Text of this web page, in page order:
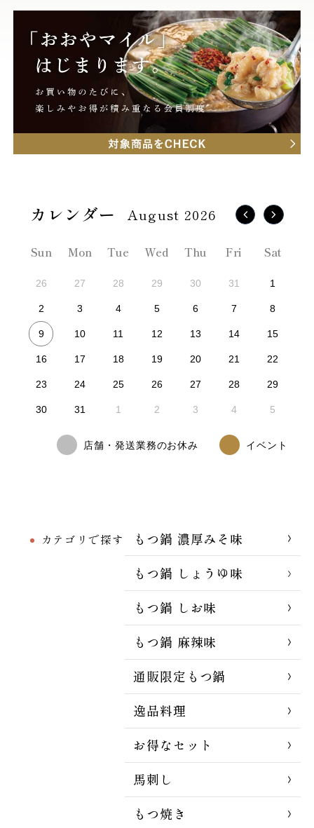
カテゴリで探す
もつ鍋 濃厚みそ味
もつ鍋 しょうゆ味
もつ鍋 しお味
もつ鍋 麻辣味
通販限定もつ鍋
逸品料理
お得なセット
馬刺し
もつ焼き
August 2026
Sun Mon Tue Wed Thu Fri Sat
26 27 28 29 30 31 1
2 3 4 5 6 7 8
9 10 11 12 13 14 15
16 17 18 19 20 21 22
23 24 25 26 27 28 29
30 31 1 2 3 4 5
店舗・発送業務のお休み イベント